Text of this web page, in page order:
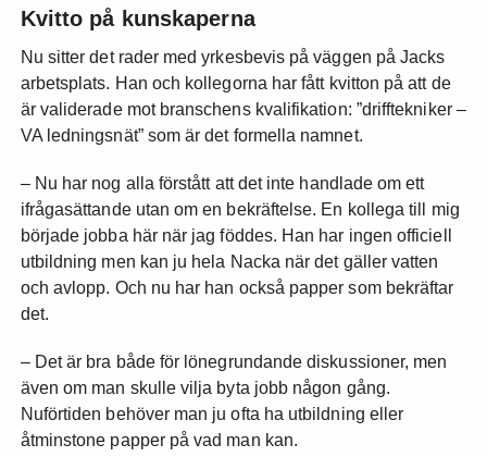
Kvitto på kunskaperna
Nu sitter det rader med yrkesbevis på väggen på Jacks
arbetsplats. Han och kollegorna har fått kvitton på att de
är validerade mot branschens kvalifikation: ”drifftekniker –
VA ledningsnät” som är det formella namnet.
– Nu har nog alla förstått att det inte handlade om ett
ifrågasättande utan om en bekräftelse. En kollega till mig
började jobba här när jag föddes. Han har ingen officiell
utbildning men kan ju hela Nacka när det gäller vatten
och avlopp. Och nu har han också papper som bekräftar
det.
– Det är bra både för lönegrundande diskussioner, men
även om man skulle vilja byta jobb någon gång.
Nuförtiden behöver man ju ofta ha utbildning eller
åtminstone papper på vad man kan.